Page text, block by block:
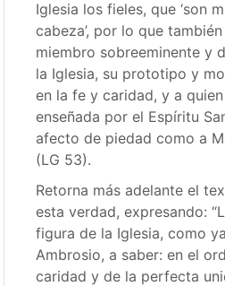
Iglesia los fieles, que ‘son
cabeza’, por lo que
miembro sobreeminente y
la Iglesia, su prototipo y
en la fe y caridad, y a
enseñada por el Espíritu
afecto de piedad como a
(LG 53).
Retorna más adelante el
esta verdad, expresando:
figura de la Iglesia, como
Ambrosio, a saber: en el
caridad y de la perfecta